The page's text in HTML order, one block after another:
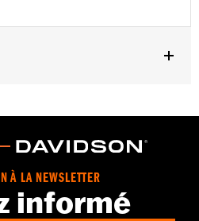
À LA NEWSLETTER
informé